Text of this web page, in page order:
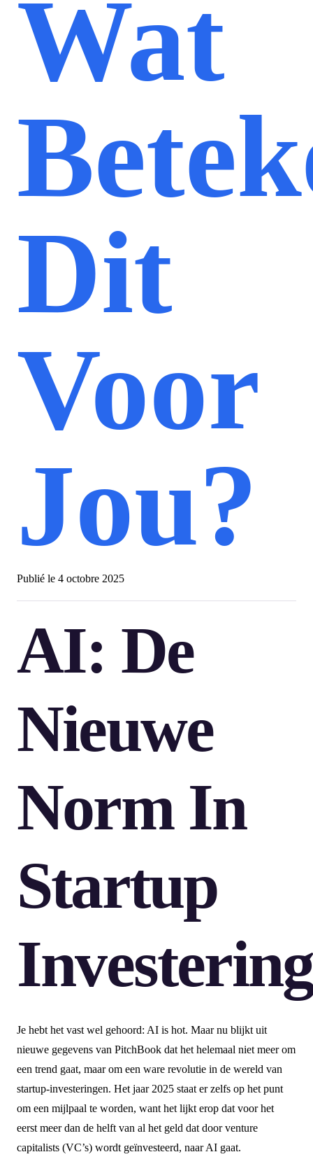
Wat
Dit
Voor
Jou?
Publié le 4 octobre 2025
AI: De
Nieuwe
Norm In
Startup
Je hebt het vast wel gehoord: AI is hot. Maar nu blijkt uit
nieuwe gegevens van PitchBook dat het helemaal niet meer om
een trend gaat, maar om een ware revolutie in de wereld van
startup-investeringen. Het jaar 2025 staat er zelfs op het punt
om een mijlpaal te worden, want het lijkt erop dat voor het
eerst meer dan de helft van al het geld dat door venture
capitalists (VC’s) wordt geïnvesteerd, naar AI gaat.